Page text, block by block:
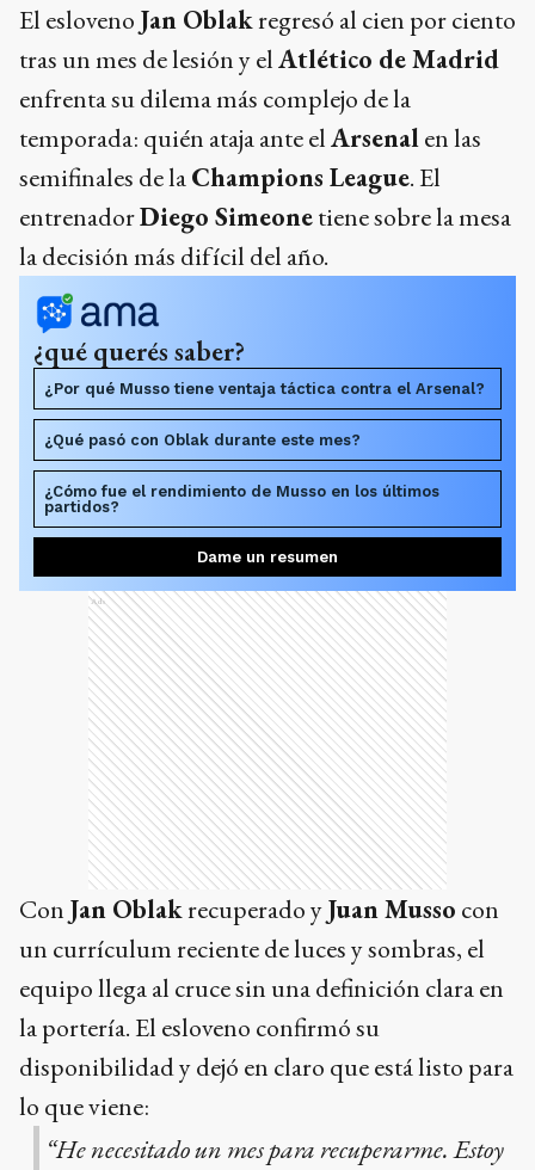
El esloveno Jan Oblakregresó al cien por ciento
tras un mes de lesión y elAtlético de Madrid
enfrenta su dilema más complejo de la
temporada: quién ataja ante elArsenalen las
semifinales de laChampions League. El
entrenadorDiego Simeonetiene sobre la mesa
la decisión más difícil del año.
¿qué querés saber?
¿Por qué Musso tiene ventaja táctica contra el Arsenal?
¿Qué pasó con Oblak durante este mes?
¿Cómo fue el rendimiento de Musso en los últimos
partidos?
Dame un resumen
Ads
Con Jan Oblakrecuperado yJuan Musso con
un currículum reciente de luces y sombras, el
equipo llega al cruce sin una definición clara en
la portería. El esloveno confirmó su
disponibilidad y dejó en claro que está listo para
lo que viene:
“He necesitado un mes para recuperarme. Estoy